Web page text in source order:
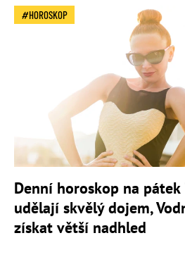
HOROSKOP
Denní horoskop na pátek
udělají skvělý dojem,
získat větší nadhled